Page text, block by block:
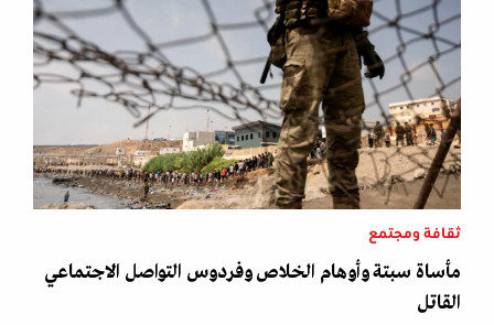
ثقافة ومجتمع
مأساة سبتة وأوهام الخلاص وفردوس التواصل الاجتماعي
القاتل